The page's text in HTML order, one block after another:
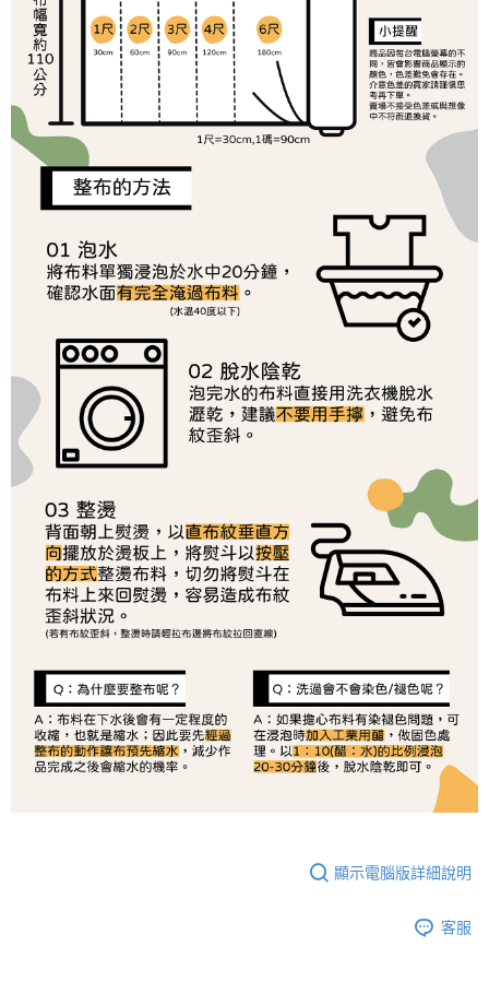
2.透過簡訊連結打開帳單後，可選擇「超商條碼／台灣大直營門市／銀行轉
帳／街口支付／iPASS MONEY」等通路繳費。
【注意事項】
1.本服務係由「台灣大哥大股份有限公司」（以下簡稱本公司）所提供，讓
用戶於交易時，得透過本服務購買商品或服務，並由商店將買賣／分期付款
買賣價金債權讓與本公司後，依約使用本公司帳單繳交帳款。
2.基於同意付款使用「大哥付你分期」之契約關係目的，商店將以您的個人
資料（包含姓名、電話或地址）提供予台灣大哥大進項蒐集、處理及利用，
由本公司與您本人進行分期帳單所需資料之確認、核對及更正。
3.完整用戶服務條款，請詳閱以下連結：
https://oppay.tw/userRule
１．於結帳方式選擇「AFTEE先享後付」後，將跳轉至「AFTEE先享後付」
結帳頁面，進行簡訊認證並確認金額後，即可完成結帳。
２．訂單成立數日內，您將收到繳費通知簡訊。
３．收到繳費通知簡訊後14天內，點擊此簡訊中的連結，可透過四大超商／
ATM／網路銀行／等多元方式進行付款，方視為交易完成。
※ 請注意：結帳手續完成當下不需立刻繳費，但若您需要取消訂單，請聯絡
購買商品的店家。未經商家同意取消之訂單仍視為有效，需透過AFTEE先享
後付繳納相關費用。
※ 交易是否成功請以「AFTEE先享後付 」之結帳頁面顯示為準，若有關於
是否繳費成功／繳費後需取消欲退款等相關疑問，請聯繫「AFTEE先享後付
客戶支援中心」https://netprotections.freshdesk.com/support/home
【注意事項】
１．透過由恩沛科技股份有限公司提供之「AFTEE先享後付」服務完成之交
易，需依本服務之必要範圍內提供個人資料，並將交易相關給付款項請求債
權轉讓予恩沛科技股份有限公司。
https://aftee.tw/terms/#terms3
３．未成年的使用者請事先徵得法定代理人或監護人之同意方可使用
「AFTEE先享後付」，若未經同意申辦者引起之損失，本公司不負相關責
４．使用「AFTEE先享後付」時，將依據個別帳號之用戶狀況，依本公司即
時審查核予不同之上限額度；若仍有額度不足之情形，本公司將視審查結果
請求用戶進行身份認證。
５．嚴禁一人註冊多個帳號或使用他人資訊註冊。若發現惡意使用之情形，
恩沛科技股份有限公司將有權停止該用戶之使用額度並採取法律行動。
7-11取貨付款
每筆NT$65，滿NT$1,500(含以上)免運費
宅配
每筆NT$150，滿NT$1,500(含以上)免運費
離島宅配
每筆NT$240
顯示電腦版詳細說明
客服